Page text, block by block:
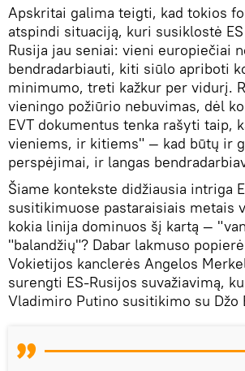
Apskritai galima teigti, kad tokios
atspindi situaciją, kuri susiklostė
Rusija jau seniai: vieni europiečiai
bendradarbiauti, kiti siūlo apriboti
minimumo, treti kažkur per vidurį.
vieningo požiūrio nebuvimas, dėl
EVT dokumentus tenka rašyti taip,
vieniems, ir kitiems" — kad būtų ir
perspėjimai, ir langas
Šiame kontekste didžiausia intriga
susitikimuose pastaraisiais metais
kokia linija dominuos šį kartą —
"balandžių"? Dabar lakmuso
Vokietijos kanclerės Angelos
surengti ES-Rusijos suvažiavimą,
Vladimiro Putino susitikimo su Džo